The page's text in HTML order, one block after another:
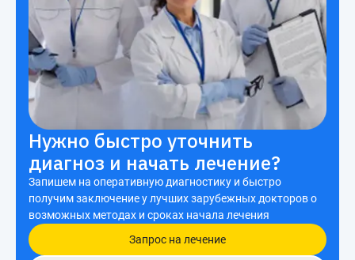
Нужно быстро уточнить
диагноз и начать лечение?
Запишем на оперативную диагностику и быстро
получим заключение у лучших зарубежных докторов о
возможных методах и сроках начала лечения
Запрос на лечение